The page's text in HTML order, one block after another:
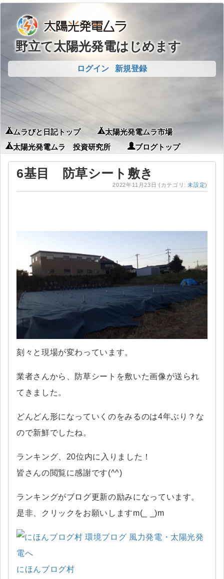
野立て太陽光発電はじめます
ログイン 新規登録
ムラびと日記トップ
太陽光発電ムラ市場
太陽光発電ムラ 投資研究所
ブログトップ
6基目 防草シート敷き
2022年11月23日 (カテゴリ:未設定)
刻々と現場が変わっています。
業者さんから、防草シートを敷いた画像が送られ
てきました。
どんどん形になっていくのをみるのは4年ぶり？な
ので新鮮でしたね。
ランキング、20位内に入りました！
皆さんの閲覧に感謝です(^^)
ランキングがブログ更新の励みになっています。
是非、クリックをお願いしますm(_ _)m
にほんブログ村